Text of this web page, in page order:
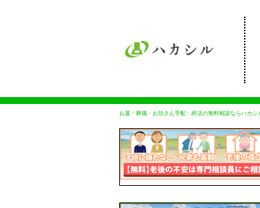
お墓・葬儀・お坊さん手配・終活の無料相談ならハカシ